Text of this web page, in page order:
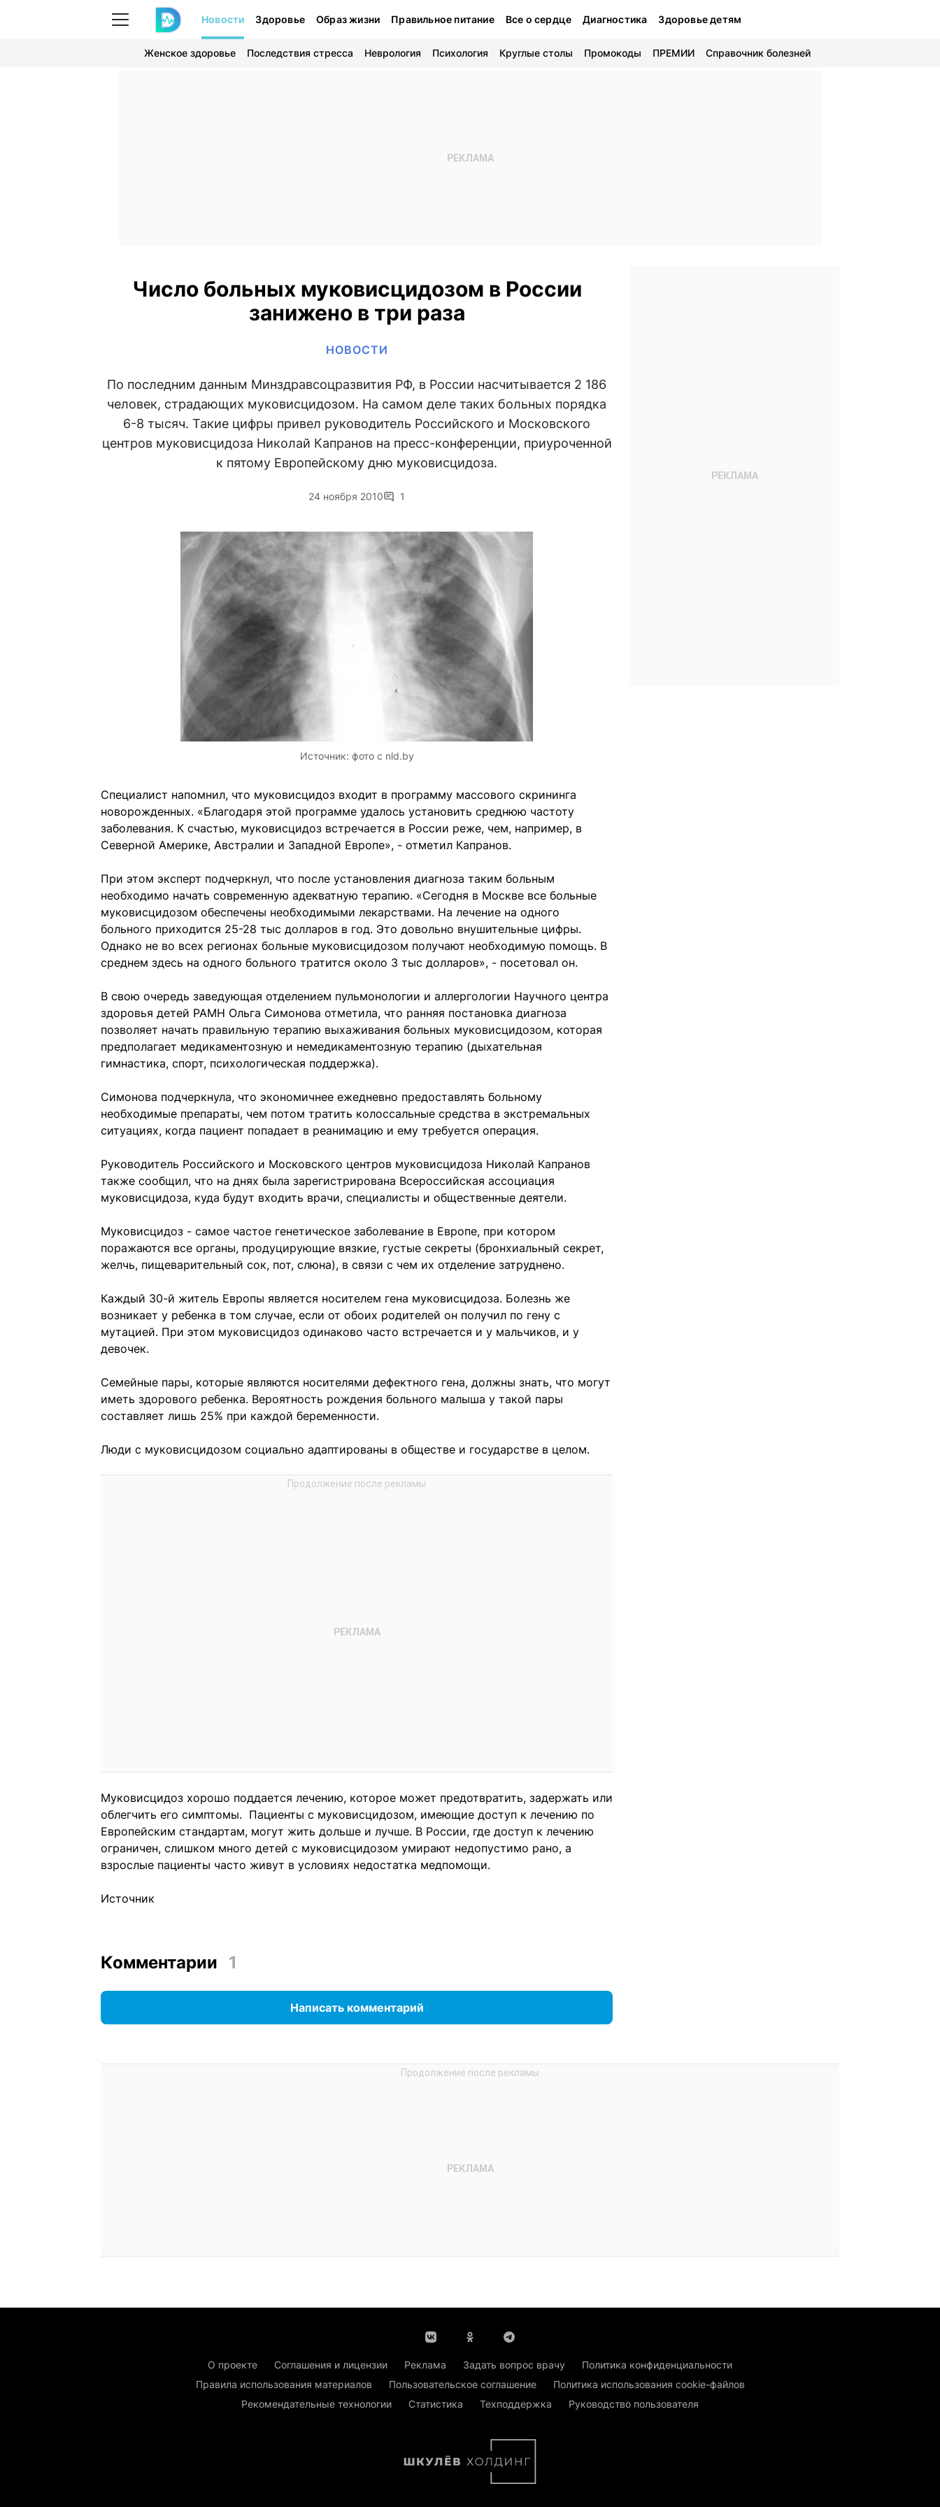
Новости Здоровье Образ жизни Правильное питание Все о сердце Диагностика Здоровье детям
Женское здоровье Последствия стресса Неврология Психология Круглые столы Промокоды ПРЕМИИ Справочник болезней
Число больных муковисцидозом в России
занижено в три раза
НОВОСТИ
По последним данным Минздравсоцразвития РФ, в России насчитывается 2 186
человек, страдающих муковисцидозом. На самом деле таких больных порядка
6-8 тысяч. Такие цифры привел руководитель Российского и Московского
центров муковисцидоза Николай Капранов на пресс-конференции, приуроченной
к пятому Европейскому дню муковисцидоза.
24 ноября 2010 1
Источник: фото с nld.by
Специалист напомнил, что муковисцидоз входит в программу массового скрининга
новорожденных. «Благодаря этой программе удалось установить среднюю частоту
заболевания. К счастью, муковисцидоз встречается в России реже, чем, например, в
Северной Америке, Австралии и Западной Европе», - отметил Капранов.
При этом эксперт подчеркнул, что после установления диагноза таким больным
необходимо начать современную адекватную терапию. «Сегодня в Москве все больные
муковисцидозом обеспечены необходимыми лекарствами. На лечение на одного
больного приходится 25-28 тыс долларов в год. Это довольно внушительные цифры.
Однако не во всех регионах больные муковисцидозом получают необходимую помощь. В
среднем здесь на одного больного тратится около 3 тыс долларов», - посетовал он.
В свою очередь заведующая отделением пульмонологии и аллергологии Научного центра
здоровья детей РАМН Ольга Симонова отметила, что ранняя постановка диагноза
позволяет начать правильную терапию выхаживания больных муковисцидозом, которая
предполагает медикаментозную и немедикаментозную терапию (дыхательная
гимнастика, спорт, психологическая поддержка).
Симонова подчеркнула, что экономичнее ежедневно предоставлять больному
необходимые препараты, чем потом тратить колоссальные средства в экстремальных
ситуациях, когда пациент попадает в реанимацию и ему требуется операция.
Руководитель Российского и Московского центров муковисцидоза Николай Капранов
также сообщил, что на днях была зарегистрирована Всероссийская ассоциация
муковисцидоза, куда будут входить врачи, специалисты и общественные деятели.
Муковисцидоз - самое частое генетическое заболевание в Европе, при котором
поражаются все органы, продуцирующие вязкие, густые секреты (бронхиальный секрет,
желчь, пищеварительный сок, пот, слюна), в связи с чем их отделение затруднено.
Каждый 30-й житель Европы является носителем гена муковисцидоза. Болезнь же
возникает у ребенка в том случае, если от обоих родителей он получил по гену с
мутацией. При этом муковисцидоз одинаково часто встречается и у мальчиков, и у
девочек.
Семейные пары, которые являются носителями дефектного гена, должны знать, что могут
иметь здорового ребенка. Вероятность рождения больного малыша у такой пары
составляет лишь 25% при каждой беременности.
Люди с муковисцидозом социально адаптированы в обществе и государстве в целом.
Муковисцидоз хорошо поддается лечению, которое может предотвратить, задержать или
облегчить его симптомы. Пациенты с муковисцидозом, имеющие доступ к лечению по
Европейским стандартам, могут жить дольше и лучше. В России, где доступ к лечению
ограничен, слишком много детей с муковисцидозом умирают недопустимо рано, а
взрослые пациенты часто живут в условиях недостатка медпомощи.
Источник
Комментарии 1
Написать комментарий
О проекте Соглашения и лицензии Реклама Задать вопрос врачу
Политика конфиденциальности
Правила использования материалов
Пользовательское соглашение
Политика использования cookie-файлов
Рекомендательные технологии
Статистика Техподдержка Руководство пользователя